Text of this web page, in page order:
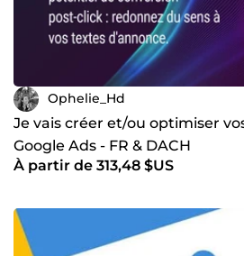
Ophelie_Hd
Je vais créer et/ou optimiser
Google Ads - FR & DACH
À partir de 313,48 $US